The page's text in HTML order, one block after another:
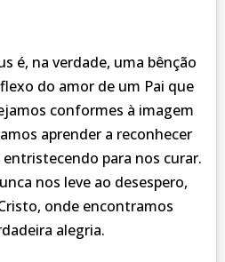
é, na verdade, uma bênção
do amor de um Pai que
conformes à imagem
aprender a reconhecer
para nos curar.
nos leve ao desespero,
onde encontramos
alegria.